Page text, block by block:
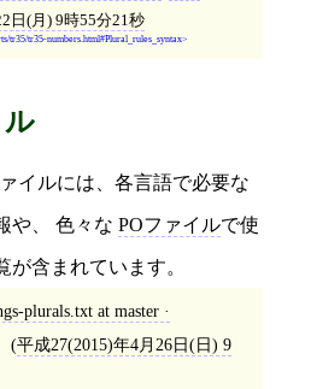
日(月) 9時55分21秒
tr35/tr35-numbers.html#Plural_rules_syntax
イルには、各言語で必要な
や、 色々な POファイルで使
が含まれています。
plurals.txt at master ·
(平成27(2015)年4月26日(日) 9